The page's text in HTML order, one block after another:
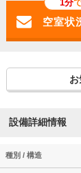
1分
設備詳細情報
種別 / 構造